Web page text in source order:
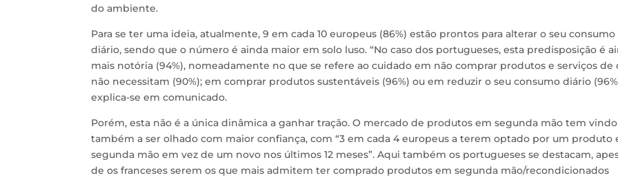
do ambiente.
Para se ter uma ideia, atualmente, 9 em cada 10 europeus (86%) estão prontos para alterar o seu consumo
diário, sendo que o número é ainda maior em solo luso. “No caso dos portugueses, esta predisposição é
mais notória (94%), nomeadamente no que se refere ao cuidado em não comprar produtos e serviços de
não necessitam (90%); em comprar produtos sustentáveis (96%) ou em reduzir o seu consumo diário
explica-se em comunicado.
Porém, esta não é a única dinâmica a ganhar tração. O mercado de produtos em segunda mão tem vindo
também a ser olhado com maior confiança, com “3 em cada 4 europeus a terem optado por um produto
segunda mão em vez de um novo nos últimos 12 meses”. Aqui também os portugueses se destacam,
de os franceses serem os que mais admitem ter comprado produtos em segunda mão/recondicionados